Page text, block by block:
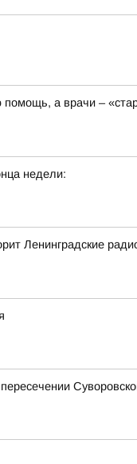
а врачи –
недели:
Ленинградские